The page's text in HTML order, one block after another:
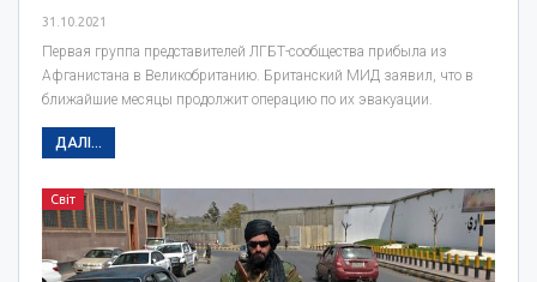
31.10.2021
Первая группа представителей ЛГБТ-сообщества прибыла из
Афганистана в Великобританию. Британский МИД заявил, что в
ближайшие месяцы продолжит операцию по их эвакуации.
ДАЛІ...
Світ